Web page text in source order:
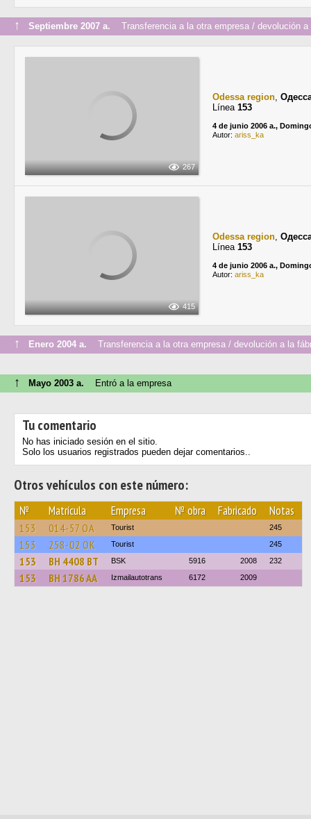
↑ Septiembre 2007 a. Transferencia a la otra empresa / devolución a
267
Odessa region,
Línea 153
4 de junio 2006 a.,
Autor: ariss_ka
415
Odessa region,
Línea 153
4 de junio 2006 a.,
Autor: ariss_ka
↑ Enero 2004 a. Transferencia a la otra empresa / devolución a la
↑ Mayo 2003 a. Entró a la empresa
Tu comentario
No has iniciado sesión en el sitio.
Solo los usuarios registrados pueden dejar comentarios..
Otros vehículos con este número:
№ Matrícula Empresa № obra Fabricado Notas
153 014-57 ОА Tourist 245
153 258-02 ОК Tourist 245
153 BH 4408 BT BSK 5916 2008 232
153 BH 1786 AA Izmailautotrans 6172 2009